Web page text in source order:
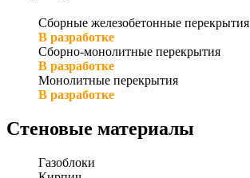
Сборные железобетонные перекрытия
В разработке
Сборно-монолитные перекрытия
В разработке
Монолитные перекрытия
В разработке
Стеновые материалы
Газоблоки